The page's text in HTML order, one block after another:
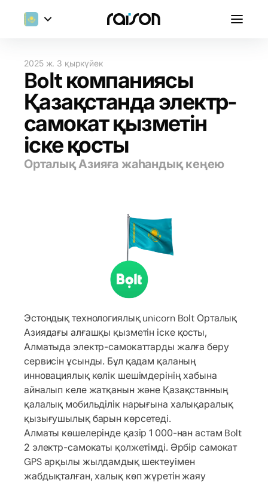
2025 ж. 3 қыркүйек
Bolt компаниясы
Қазақстанда электр-
самокат қызметін
іске қосты
Орталық Азияға жаһандық кеңею
Эстондық технологиялық unicorn Bolt Орталық
Азиядағы алғашқы қызметін іске қосты,
Алматыда электр-самокаттарды жалға беру
сервисін ұсынды. Бұл қадам қаланың
инновациялық көлік шешімдерінің хабына
айналып келе жатқанын және Қазақстанның
қалалық мобильділік нарығына халықаралық
қызығушылық барын көрсетеді.
Алматы көшелерінде қазір 1 000-нан астам Bolt
2 электр-самокаты қолжетімді. Әрбір самокат
GPS арқылы жылдамдық шектеуімен
жабдықталған, халық көп жүретін жаяу